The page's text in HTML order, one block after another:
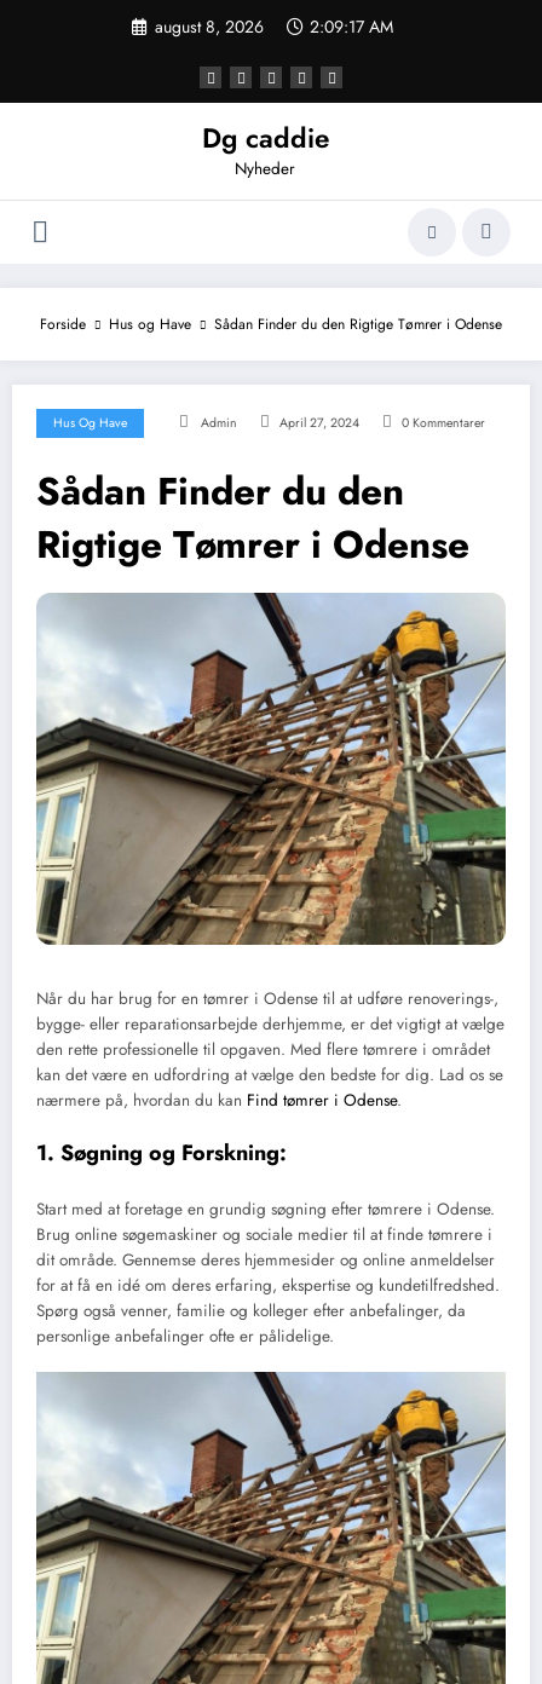
august 8, 2026 2:09:18 AM
Dg caddie
Nyheder
Forside Hus og Have Sådan Finder du den Rigtige Tømrer i Odense
Hus Og Have Admin April 27, 2024 0 Kommentarer
Sådan Finder du den
Rigtige Tømrer i Odense
Når du har brug for en tømrer i Odense til at udføre renoverings-,
bygge- eller reparationsarbejde derhjemme, er det vigtigt at vælge
den rette professionelle til opgaven. Med flere tømrere i området
kan det være en udfordring at vælge den bedste for dig. Lad os se
nærmere på, hvordan du kan Find tømrer i Odense.
1. Søgning og Forskning:
Start med at foretage en grundig søgning efter tømrere i Odense.
Brug online søgemaskiner og sociale medier til at finde tømrere i
dit område. Gennemse deres hjemmesider og online anmeldelser
for at få en idé om deres erfaring, ekspertise og kundetilfredshed.
Spørg også venner, familie og kolleger efter anbefalinger, da
personlige anbefalinger ofte er pålidelige.